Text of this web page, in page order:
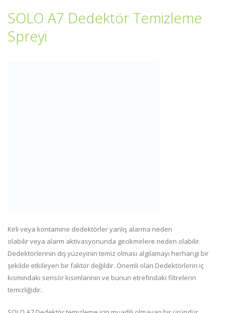
SOLO A7 Dedektör Temizleme
Spreyi
Kirli veya kontamine dedektörler yanlış alarma neden
olabilir veya alarm aktivasyonunda gecikmelere neden olabilir.
Dedektörlerinin dış yüzeyinin temiz olması algılamayı herhangi bir
şekilde etkileyen bir faktör değildir. Önemli olan Dedektörlerin iç
kısmındaki sensör kısımlarının ve bunun etrefındaki filtrelerin
temizliğidir.